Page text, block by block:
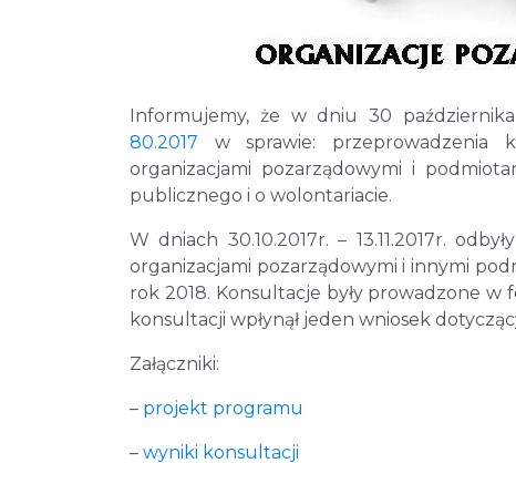
Informujemy, że w dniu 30
80.2017 w sprawie: przeprowadzenia
organizacjami pozarządowymi i
publicznego i o wolontariacie.
W dniach 30.10.2017r. – 13.11.2017r.
organizacjami pozarządowymi i innymi
rok 2018. Konsultacje były prowadzone w
konsultacji wpłynął jeden wniosek
Załączniki:
– projekt programu
– wyniki konsultacji